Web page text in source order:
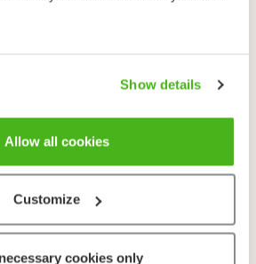
Show details
Allow all cookies
Customize
cookies only
menestyvät meillä niin hyvin, että
sijoilla vuosikymmeniä.
harvinaisemman kartioakankaalin
(A. pyramidalisxreptans)